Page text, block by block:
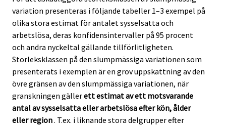
variation presenteras i följande tabeller 1–3 exempel på
olika stora estimat för antalet sysselsatta och
arbetslösa, deras konfidensintervaller på 95 procent
och andra nyckeltal gällande tillförlitligheten.
Storleksklassen på den slumpmässiga variationen som
presenterats i exemplen är en grov uppskattning av den
övre gränsen av den slumpmässiga variationen, när
granskningen gällerett estimat av ett motsvarande
antal av sysselsatta eller arbetslösa efter kön, ålder
eller region. T.ex. i liknande stora delgrupper efter